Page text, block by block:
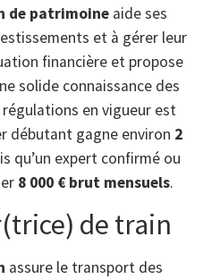
de patrimoineaide ses
et à gérer leur
financière et propose
solide connaissance des
en vigueur est
débutant gagne environ 2
qu’un expert confirmé ou
8 000 € brut mensuels.
de train
assure le transport des